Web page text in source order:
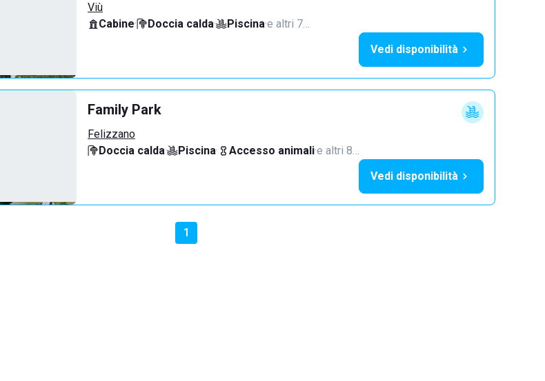
Viù
Cabine· Doccia calda· Piscina·e altri 7…
Vedi disponibilità
Family Park
Felizzano
Doccia calda· Piscina· Accesso animali·e altri 8…
Vedi disponibilità
1